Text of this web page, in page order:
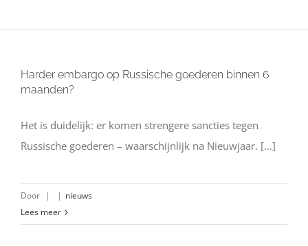
Harder embargo op Russische goederen binnen 6
maanden?
Het is duidelijk: er komen strengere sancties tegen
Russische goederen – waarschijnlijk na Nieuwjaar. […]
Door | | nieuws
Lees meer